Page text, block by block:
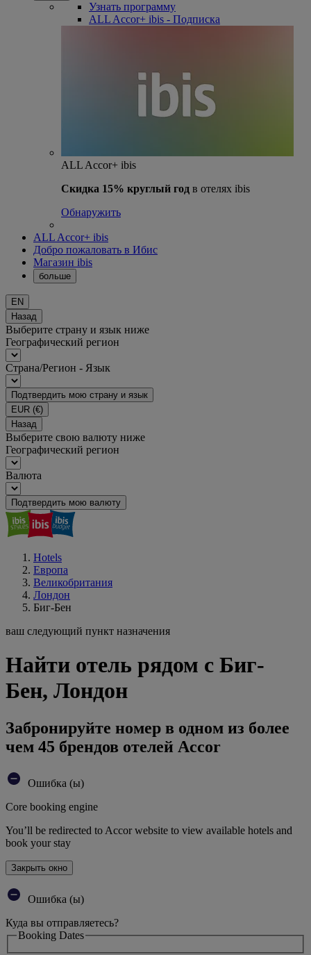
Узнать программу
ALL Accor+ ibis - Подписка
ALL Accor+ ibis
Скидка 15% круглый год в отелях ibis
Обнаружить
ALL Accor+ ibis
Добро пожаловать в Ибис
Магазин ibis
больше
EN
Назад
Выберите страну и язык ниже
Географический регион
Страна/Регион - Язык
Подтвердить мою страну и язык
EUR (€)
Назад
Выберите свою валюту ниже
Географический регион
Валюта
Подтвердить мою валюту
Hotels
Европа
Великобритания
Лондон
Биг-Бен
ваш следующий пункт назначения
Найти отель рядом с Биг-
Бен, Лондон
Забронируйте номер в одном из более
чем 45 брендов отелей Accor
Ошибка (ы)
Core booking engine
You’ll be redirected to Accor website to view available hotels and
book your stay
Закрыть окно
Ошибка (ы)
Куда вы отправляетесь?
Booking Dates